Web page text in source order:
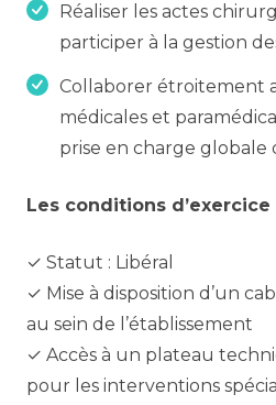
Réaliser les actes
participer à la gestion
Collaborer étroitement
médicales et
prise en charge globale
Les conditions d’exercice
✓ Statut : Libéral
✓ Mise à disposition d’un
au sein de l’établissement
✓ Accès à un plateau
pour les interventions